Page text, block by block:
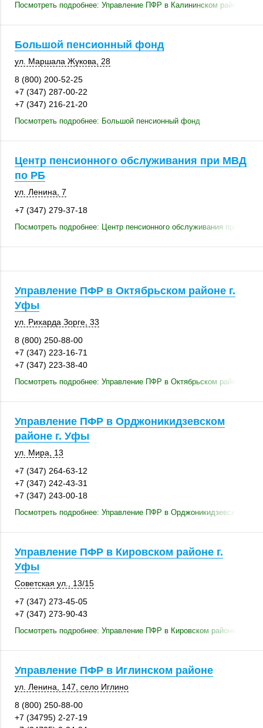
Посмотреть подробнее: Управление ПФР в Калининском районе г.
Большой пенсионный фонд
ул. Маршала Жукова, 28
8 (800) 200-52-25
+7 (347) 287-00-22
+7 (347) 216-21-20
Посмотреть подробнее: Большой пенсионный фонд
Центр пенсионного обслуживания при МВД
по РБ
ул. Ленина, 7
+7 (347) 279-37-18
Посмотреть подробнее: Центр пенсионного обслуживания при МВД
Управление ПФР в Октябрьском районе г.
Уфы
ул. Рихарда Зорге, 33
8 (800) 250-88-00
+7 (347) 223-16-71
+7 (347) 223-38-40
Посмотреть подробнее: Управление ПФР в Октябрьском районе г.
Управление ПФР в Орджоникидзевском
районе г. Уфы
ул. Мира, 13
+7 (347) 264-63-12
+7 (347) 242-43-31
+7 (347) 243-00-18
Посмотреть подробнее: Управление ПФР в Орджоникидзевском
Управление ПФР в Кировском районе г.
Уфы
Советская ул.
13/15
+7 (347) 273-45-05
+7 (347) 273-90-43
Посмотреть подробнее: Управление ПФР в Кировском районе г. Уфы
Управление ПФР в Иглинском районе
ул. Ленина 147 село Иглино
8 (800) 250-88-00
+7 (34795) 2-27-19